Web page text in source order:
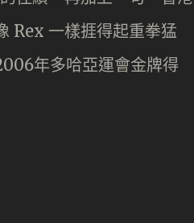
Rex 一樣捱得起重拳猛
年多哈亞運會金牌得